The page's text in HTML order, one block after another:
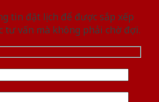
tin đặt lịch để được sắp xếp
tư vấn mà không phải chờ đợi.